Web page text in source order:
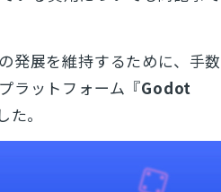
発展を維持するために、手数
ラットフォーム『Godot
。